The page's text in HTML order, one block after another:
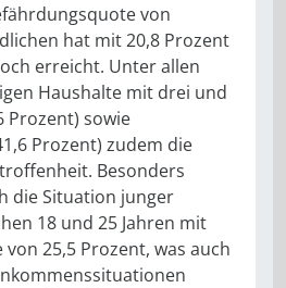
von
hat mit 20,8 Prozent
erreicht. Unter allen
Haushalte mit drei und
Prozent) sowie
Prozent) zudem die
Besonders
die Situation junger
18 und 25 Jahren mit
25,5 Prozent, was auch